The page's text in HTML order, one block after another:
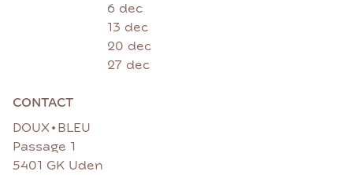
6 dec
13 dec
20 dec
27 dec
CONTACT
DOUX • BLEU
Passage 1
5401 GK Uden